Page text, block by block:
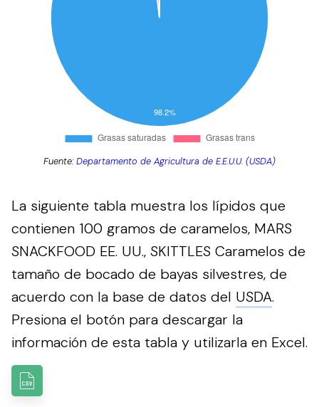
Fuente:Departamento de Agricultura de E.E.U.U. (USDA)
La siguiente tabla muestra los lípidos que
contienen 100 gramos de caramelos, MARS
SNACKFOOD EE. UU., SKITTLES Caramelos de
tamaño de bocado de bayas silvestres, de
acuerdo con la base de datos del USDA.
Presiona el botón para descargar la
información de esta tabla y utilizarla en Excel.